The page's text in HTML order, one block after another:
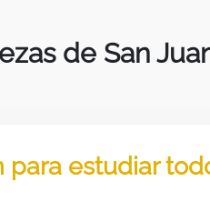
de San
estudiar